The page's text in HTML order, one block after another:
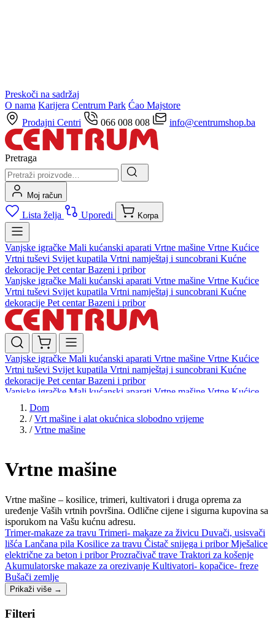
Preskoči na sadržaj
O nama Karijera Centrum Park Ćao Majstore
Prodajni Centri
066 008 008 info@centrumshop.ba
Pretraga
Moj račun
Lista želja Uporedi Korpa
Vanjske igračke Mali kućanski aparati Vrtne mašine Vrtne Kućice
Vrtni tuševi Svijet kupatila Vrtni namještaj i suncobrani Kućne
dekoracije Pet centarBazeni i pribor
Vanjske igračke Mali kućanski aparati Vrtne mašine Vrtne Kućice
Vrtni tuševi Svijet kupatila Vrtni namještaj i suncobrani Kućne
dekoracije Pet centarBazeni i pribor
Vanjske igračke Mali kućanski aparati Vrtne mašine Vrtne Kućice
Vrtni tuševi Svijet kupatila Vrtni namještaj i suncobrani Kućne
dekoracije Pet centarBazeni i pribor
Vanjske igračke Mali kućanski aparati Vrtne mašine Vrtne Kućice
Vrtni tuševi
dekoracijePet centar Bazeni i pribor
Dom
/ Vrt mašine i alat okućnica slobodno vrijeme
/ Vrtne mašine
Vrtne mašine
Vrtne mašine – kosilice, trimeri, kultivatori i druga oprema za
uređenje Vaših vrtnih površina. Odlične cijene i sigurna kupovina sa
isporukom na Vašu kućnu adresu.
Trimer-makaze za travu Trimeri- makaze za živicu Duvači, usisvači
lišća Lančana pila Kosilice za travu Čistač snijega i priborMješalice
električne za beton i priborProzračivač trave Traktori za košenje
Akumulatorske makaze za orezivanje Kultivatori- kopačice- freze
Bušači zemlje
Prikaži više →
Filteri